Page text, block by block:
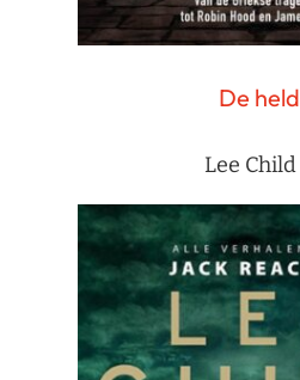
De held
Lee Child